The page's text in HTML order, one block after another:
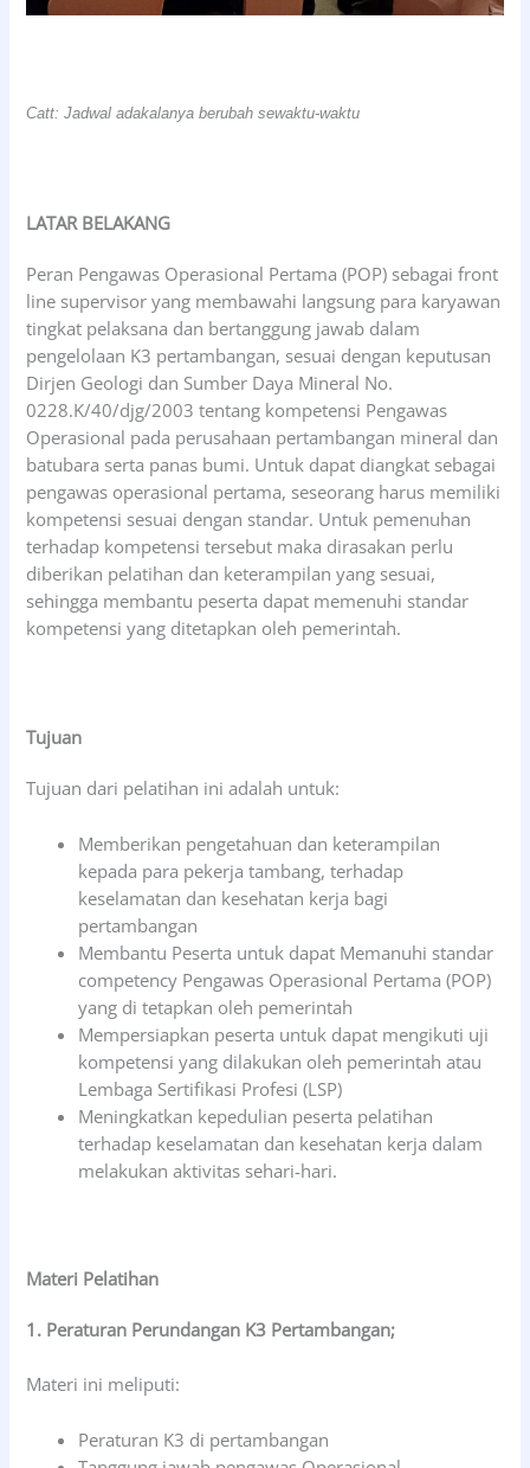
Catt: Jadwal adakalanya berubah sewaktu-waktu
LATAR BELAKANG
Peran Pengawas Operasional Pertama (POP) sebagai front
line supervisor yang membawahi langsung para karyawan
tingkat pelaksana dan bertanggung jawab dalam
pengelolaan K3 pertambangan, sesuai dengan keputusan
Dirjen Geologi dan Sumber Daya Mineral No.
0228.K/40/djg/2003 tentang kompetensi Pengawas
Operasional pada perusahaan pertambangan mineral dan
batubara serta panas bumi. Untuk dapat diangkat sebagai
pengawas operasional pertama, seseorang harus memiliki
kompetensi sesuai dengan standar. Untuk pemenuhan
terhadap kompetensi tersebut maka dirasakan perlu
diberikan pelatihan dan keterampilan yang sesuai,
sehingga membantu peserta dapat memenuhi standar
kompetensi yang ditetapkan oleh pemerintah.
Tujuan
Tujuan dari pelatihan ini adalah untuk:
Memberikan pengetahuan dan keterampilan
kepada para pekerja tambang, terhadap
keselamatan dan kesehatan kerja bagi
pertambangan
Membantu Peserta untuk dapat Memanuhi standar
competency Pengawas Operasional Pertama (POP)
yang di tetapkan oleh pemerintah
Mempersiapkan peserta untuk dapat mengikuti uji
kompetensi yang dilakukan oleh pemerintah atau
Lembaga Sertifikasi Profesi (LSP)
Meningkatkan kepedulian peserta pelatihan
terhadap keselamatan dan kesehatan kerja dalam
melakukan aktivitas sehari-hari.
Materi Pelatihan
1. Peraturan Perundangan K3 Pertambangan;
Materi ini meliputi:
Peraturan K3 di pertambangan